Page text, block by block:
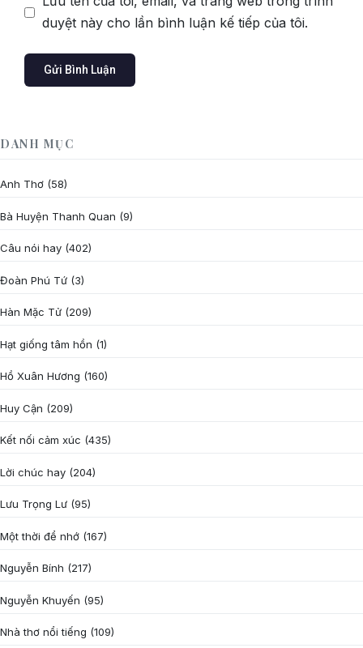
duyệt này cho lần bình luận kế tiếp của tôi.
DANH MỤC
Anh Thơ (58)
Bà Huyện Thanh Quan (9)
Câu nói hay (402)
Đoàn Phú Tứ (3)
Hàn Mặc Tử (209)
Hạt giống tâm hồn (1)
Hồ Xuân Hương (160)
Huy Cận (209)
Kết nối cảm xúc (435)
Lời chúc hay (204)
Lưu Trọng Lư (95)
Một thời để nhớ (167)
Nguyễn Bính (217)
Nguyễn Khuyến (95)
Nhà thơ nổi tiếng (109)